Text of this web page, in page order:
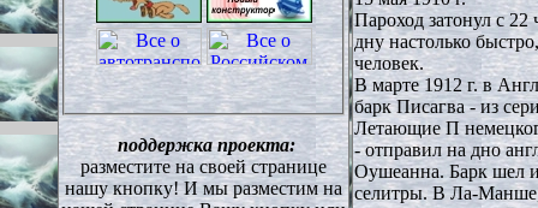
поддержка проекта:
разместите на своей странице
нашу кнопку! И мы разместим на
Пароход затонул с
дну настолько
человек.
В марте 1912 г. в
барк Писагва - из
Летающие П
- отправил на дно
Оушеанна. Барк шел
селитры. В Ла-Манше,